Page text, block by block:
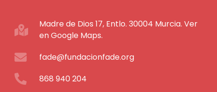
Madre de Dios 17, Entlo. 30004 Murcia. Ver
en Google Maps.
fade@fundacionfade.org
868 940 204